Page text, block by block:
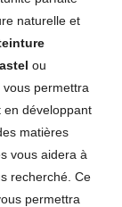
naturelle et
ou
permettra
en développant
matières
vous aidera à
recherché. Ce
permettra